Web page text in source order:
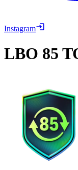
Instagram
LBO 85